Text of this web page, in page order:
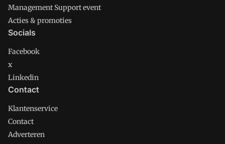
Management Support event
Acties & promoties
Socials
Facebook
x
Linkedin
Contact
Klantenservice
Contact
Adverteren